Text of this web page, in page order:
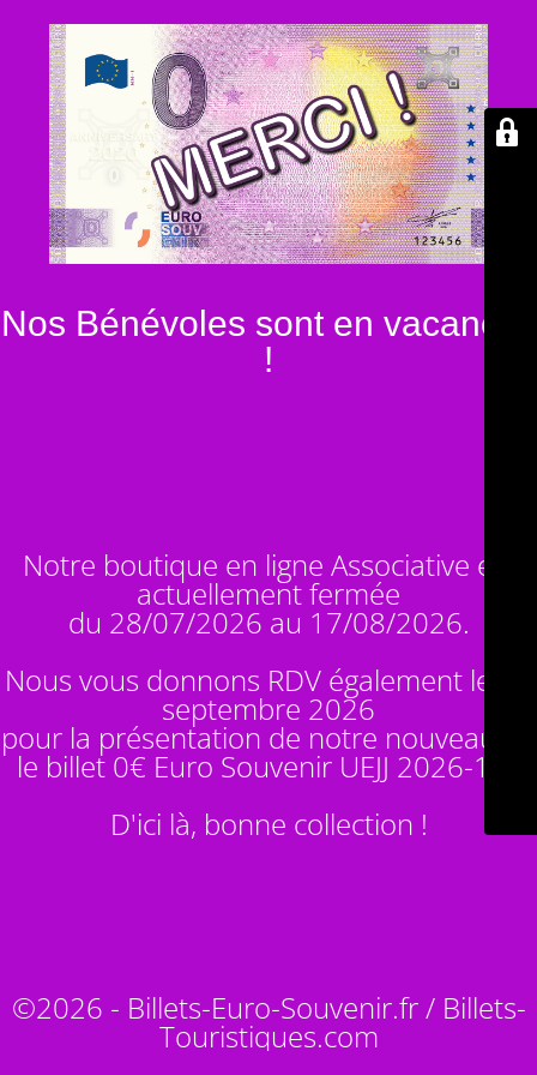
Nos Bénévoles sont en vacances
!
Notre boutique en ligne Associative est
actuellement fermée
du 28/07/2026 au 17/08/2026.
Nous vous donnons RDV également le 14
septembre 2026
pour la présentation de notre nouveauté :
le billet 0€ Euro Souvenir UEJJ 2026-10
D'ici là, bonne collection !
©2026 - Billets-Euro-Souvenir.fr / Billets-
Touristiques.com